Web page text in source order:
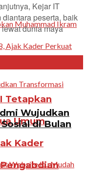
Tetapkan
Umum
Kader
Kejar IT
peserta, baik
dunia maya
Wujudkan
di Bulan